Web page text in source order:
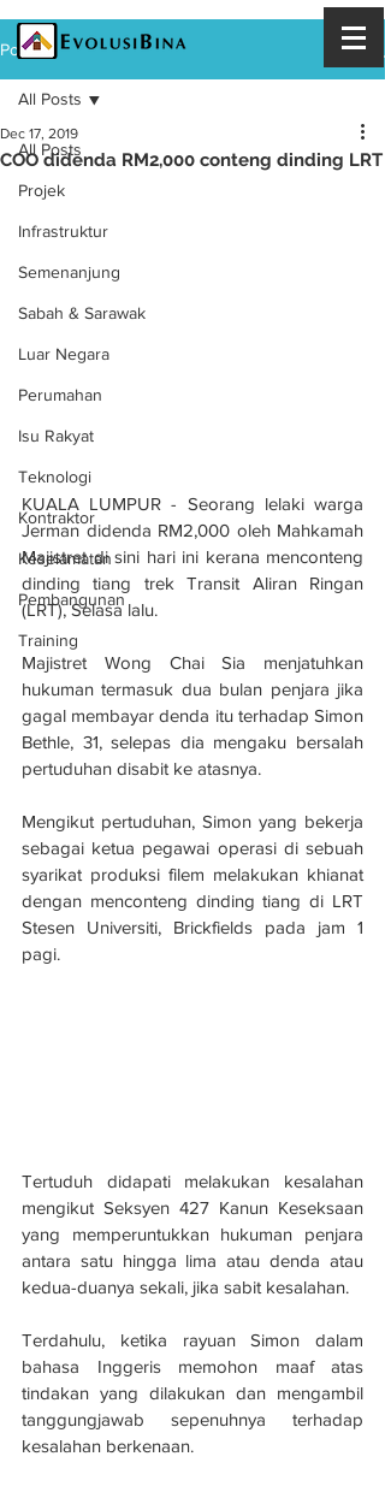
Post
All Posts
Projek
Infrastruktur
Semenanjung
Sabah & Sarawak
Luar Negara
Perumahan
Isu Rakyat
Teknologi
Kontraktor
Keselamatan
Pembangunan
Training
All Posts
COO didenda RM2,000 conteng dinding LRT
Dec 17, 2019
KUALA LUMPUR - Seorang lelaki warga
Jerman didenda RM2,000 oleh Mahkamah
Majistret di sini hari ini kerana menconteng
dinding tiang trek Transit Aliran Ringan
(LRT), Selasa lalu.
Majistret Wong Chai Sia menjatuhkan
hukuman termasuk dua bulan penjara jika
gagal membayar denda itu terhadap Simon
Bethle, 31, selepas dia mengaku bersalah
pertuduhan disabit ke atasnya.
Mengikut pertuduhan, Simon yang bekerja
sebagai ketua pegawai operasi di sebuah
syarikat produksi filem melakukan khianat
dengan menconteng dinding tiang di LRT
Stesen Universiti, Brickfields pada jam 1
pagi.
Tertuduh didapati melakukan kesalahan
mengikut Seksyen 427 Kanun Keseksaan
yang memperuntukkan hukuman penjara
antara satu hingga lima atau denda atau
kedua-duanya sekali, jika sabit kesalahan.
Terdahulu, ketika rayuan Simon dalam
bahasa Inggeris memohon maaf atas
tindakan yang dilakukan dan mengambil
tanggungjawab sepenuhnya terhadap
kesalahan berkenaan.